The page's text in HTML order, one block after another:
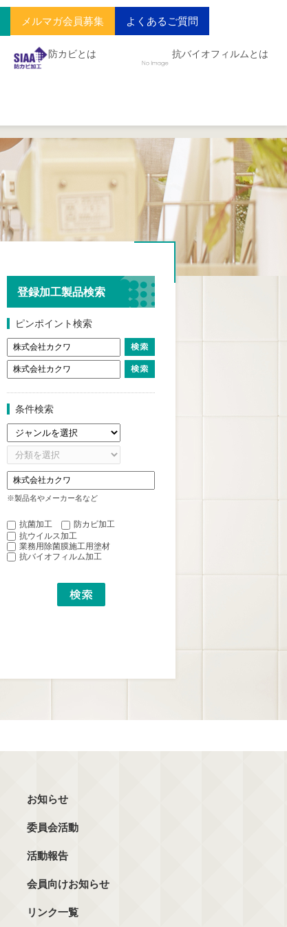
メルマガ会員募集 よくあるご質問
防カビとは 抗バイオフィルムとは
登録加工製品検索
ピンポイント検索
条件検索
※製品名やメーカー名など
抗菌加工
防カビ加工
抗ウイルス加工
業務用除菌膜施工用塗材
抗バイオフィルム加工
お知らせ
委員会活動
活動報告
会員向けお知らせ
リンク一覧